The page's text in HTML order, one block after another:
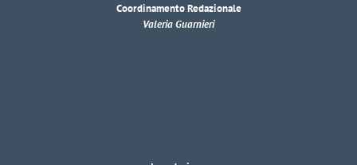
Coordinamento Redazionale
Valeria Guarnieri